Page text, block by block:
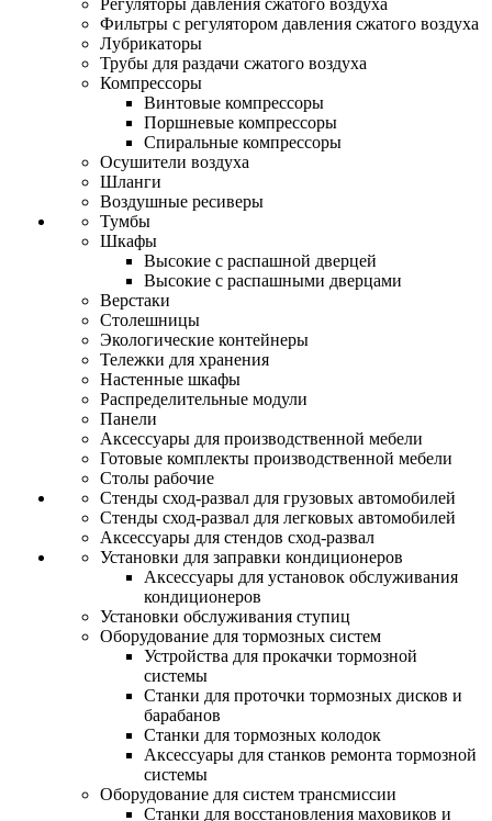
Регуляторы давления сжатого воздуха
Фильтры с регулятором давления сжатого воздуха
Лубрикаторы
Трубы для раздачи сжатого воздуха
Компрессоры
Винтовые компрессоры
Поршневые компрессоры
Спиральные компрессоры
Осушители воздуха
Шланги
Воздушные ресиверы
Тумбы
Шкафы
Высокие с распашной дверцей
Высокие с распашными дверцами
Верстаки
Столешницы
Экологические контейнеры
Тележки для хранения
Настенные шкафы
Распределительные модули
Панели
Аксессуары для производственной мебели
Готовые комплекты производственной мебели
Столы рабочие
Стенды сход-развал для грузовых автомобилей
Стенды сход-развал для легковых автомобилей
Аксессуары для стендов сход-развал
Установки для заправки кондиционеров
Аксессуары для установок обслуживания
кондиционеров
Установки обслуживания ступиц
Оборудование для тормозных систем
Устройства для прокачки тормозной
системы
Станки для проточки тормозных дисков и
барабанов
Станки для тормозных колодок
Аксессуары для станков ремонта тормозной
системы
Оборудование для систем трансмиссии
Станки для восстановления маховиков и